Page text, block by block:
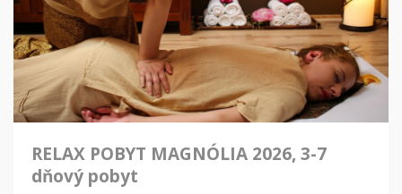
RELAX POBYT MAGNÓLIA 2026, 3-7
dňový pobyt